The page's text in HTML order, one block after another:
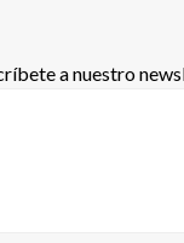
a nuestro